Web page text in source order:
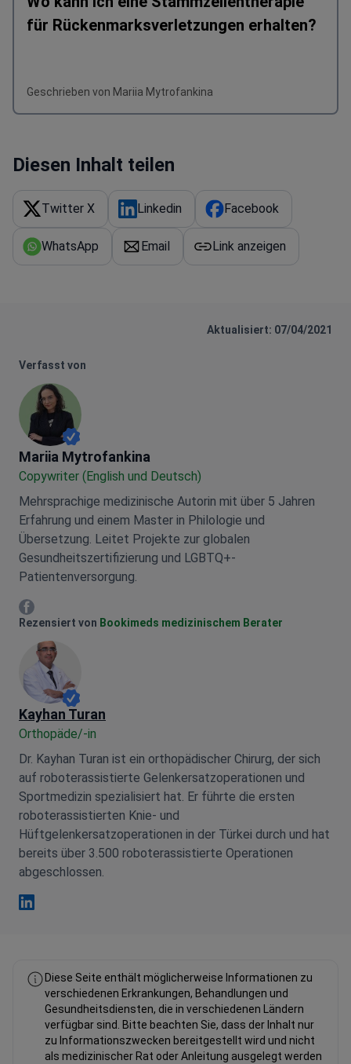
für Rückenmarksverletzungen erhalten?
Geschrieben von Mariia Mytrofankina
Diesen Inhalt teilen
Twitter X Linkedin Facebook
WhatsApp Email Link anzeigen
Aktualisiert: 07/04/2021
Verfasst von
Mariia Mytrofankina
Mariia Mytrofankina
Copywriter (English und Deutsch)
Mehrsprachige medizinische Autorin mit über 5 Jahren
Erfahrung und einem Master in Philologie und
Übersetzung. Leitet Projekte zur globalen
Gesundheitszertifizierung und LGBTQ+-
Patientenversorgung.
Mariia Mytrofankina Facebook
Rezensiert von Bookimeds medizinischem Berater
Kayhan Turan
Orthopäde/-in
Dr. Kayhan Turan ist ein orthopädischer Chirurg, der sich
auf roboterassistierte Gelenkersatzoperationen und
Sportmedizin spezialisiert hat. Er führte die ersten
roboterassistierten Knie- und
Hüftgelenkersatzoperationen in der Türkei durch und hat
bereits über 3.500 roboterassistierte Operationen
abgeschlossen.
Diese Seite enthält möglicherweise Informationen zu
verschiedenen Erkrankungen, Behandlungen und
Gesundheitsdiensten, die in verschiedenen Ländern
verfügbar sind. Bitte beachten Sie, dass der Inhalt nur
zu Informationszwecken bereitgestellt wird und nicht
als medizinischer Rat oder Anleitung ausgelegt werden